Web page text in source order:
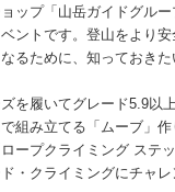
ップ「山岳ガイドグル
ントです。登山をより安
るために、知っておき
を履いてグレード5.9以
組み立てる「ムーブ」
ープクライミング ステ
・クライミングにチャレ